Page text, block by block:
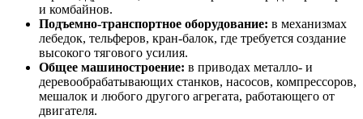
и комбайнов.
Подъемно-транспортное оборудование: в механизмах
лебедок, тельферов, кран-балок, где требуется создание
высокого тягового усилия.
Общее машиностроение: в приводах металло- и
деревообрабатывающих станков, насосов, компрессоров,
мешалок и любого другого агрегата, работающего от
двигателя.